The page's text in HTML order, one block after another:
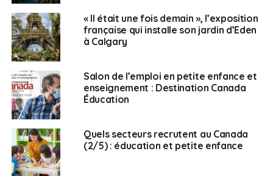
SUJETS ASSOCIÉS:
BILINGUISME
ÉDUCATION FABRICE JAUMONT
Fanny Lardillier
« Il était une fois demain », l’exposition
française qui installe son jardin d’Eden
à Calgary
Salon de l’emploi en petite enfance et
enseignement : Destination Canada
Éducation
Quels secteurs recrutent au Canada
(2/5) : éducation et petite enfance